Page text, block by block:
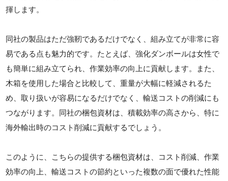
揮します。
同社の製品はただ強靭であるだけでなく、組み立てが非常に容
易である点も魅力的です。たとえば、強化ダンボールは女性で
も簡単に組み立てられ、作業効率の向上に貢献します。また、
木箱を使用した場合と比較して、重量が大幅に軽減されるた
め、取り扱いが容易になるだけでなく、輸送コストの削減にも
つながります。同社の梱包資材は、積載効率の高さから、特に
海外輸出時のコスト削減に貢献するでしょう。
このように、こちらの提供する梱包資材は、コスト削減、作業
効率の向上、輸送コストの節約といった複数の面で優れた性能